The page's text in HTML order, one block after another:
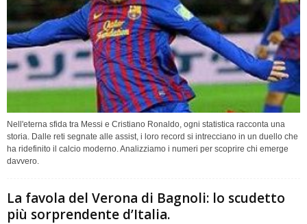
Nell'eterna sfida tra Messi e Cristiano Ronaldo, ogni statistica racconta una
storia. Dalle reti segnate alle assist, i loro record si intrecciano in un duello che
ha ridefinito il calcio moderno. Analizziamo i numeri per scoprire chi emerge
davvero.
La favola del Verona di Bagnoli: lo scudetto
più sorprendente d’Italia.